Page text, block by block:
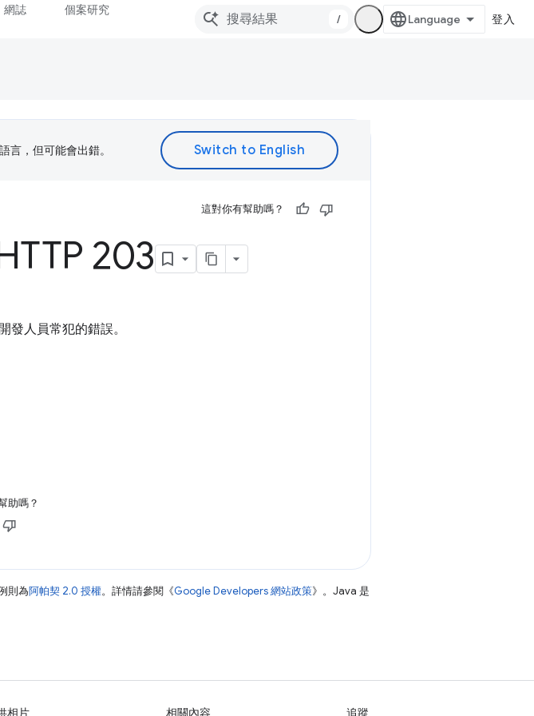
網誌 個案研究
/ 登入
言，但可能會出錯。
這對你有幫助嗎？
203
發人員常犯的錯誤。
助嗎？
則為阿帕契 2.0 授權。詳情請參閱《Google Developers 網站政策》。Java 是
相片 相關內容 追蹤